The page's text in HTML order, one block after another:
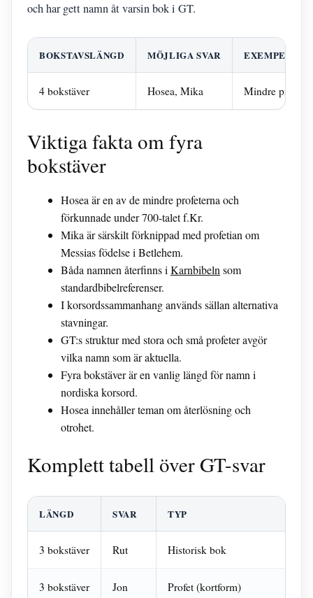
och har gett namn åt varsin bok i GT.
BOKSTAVSLÄNGD MÖJLIGA SVAR
4 bokstäver Hosea, Mika Mindre profet
Viktiga fakta om fyra
bokstäver
Hosea är en av de mindre profeterna och
förkunnade under 700-talet f.Kr.
Mika är särskilt förknippad med profetian om
Messias födelse i Betlehem.
Båda namnen återfinns i Karnbibeln som
standardbibelreferenser.
I korsordssammanhang används sällan alternativa
stavningar.
GT:s struktur med stora och små profeter avgör
vilka namn som är aktuella.
Fyra bokstäver är en vanlig längd för namn i
nordiska korsord.
Hosea innehåller teman om återlösning och
otrohet.
Komplett tabell över GT-svar
LÄNGD SVAR TYP
3 bokstäver Rut Historisk bok
3 bokstäver Jon Profet (kortform)